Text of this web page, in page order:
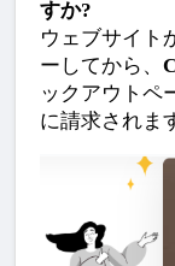
すか?
ウェブサイト
ーしてから、
ックアウトペ
に請求されま